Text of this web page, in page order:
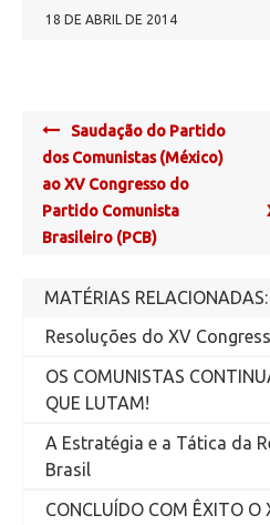
18 DE ABRIL DE 2014
Post
navigation
Saudação do Partido
dos Comunistas (México)
ao XV Congresso do
Partido Comunista
Brasileiro (PCB)
MATÉRIAS RELACIONADAS:
Resoluções do XV
OS COMUNISTAS
QUE LUTAM!
A Estratégia e a Tática da
Brasil
CONCLUÍDO COM ÊXITO O